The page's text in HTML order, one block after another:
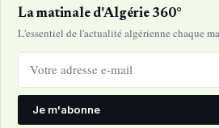
La matinale d'Algérie 360°
L'essentiel de l'actualité algérienne chaque
Je m'abonne